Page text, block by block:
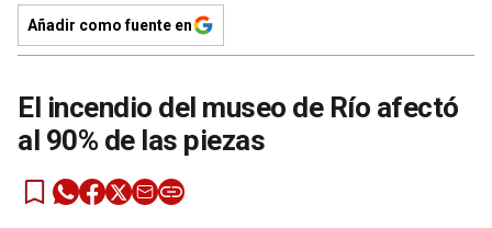
Añadir como fuente en
El incendio del museo de Río afectó
al 90% de las piezas